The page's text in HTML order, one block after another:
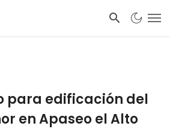
para edificación del
en Apaseo el Alto